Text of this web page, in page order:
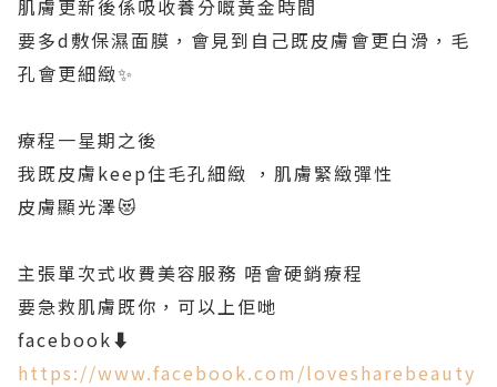
肌膚更新後係吸收養分嘅黃金時間
要多d敷保濕面膜，會見到自己既皮膚會更白滑，毛
孔會更細緻✨
療程一星期之後
我既皮膚keep住毛孔細緻 ，肌膚緊緻彈性
皮膚顯光澤😻
主張單次式收費美容服務 唔會硬銷療程
要急救肌膚既你，可以上佢哋
facebook⬇️
https://www.facebook.com/lovesharebeauty